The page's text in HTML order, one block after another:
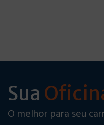
Sua
O melhor para seu